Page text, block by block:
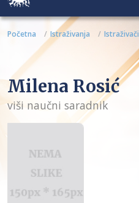
Početna Istraživanja Istraživači
Milena Rosić
viši naučni saradnik